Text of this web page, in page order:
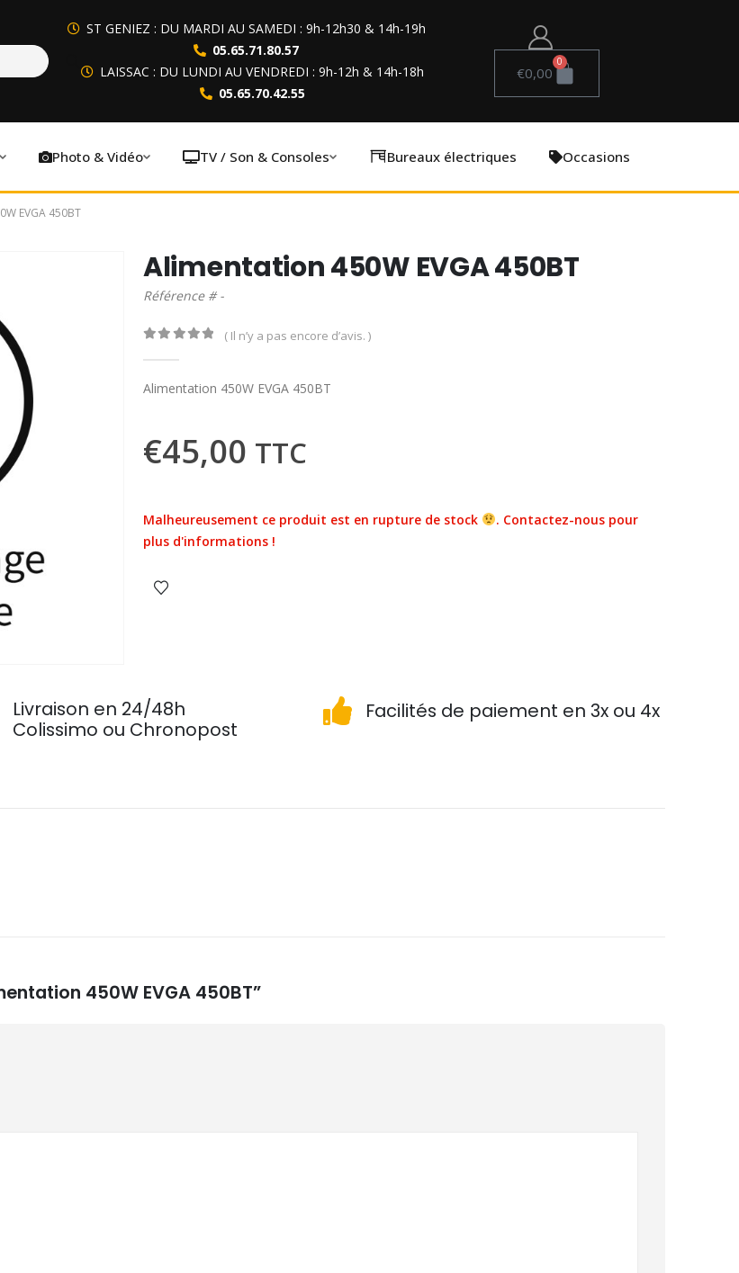
ST GENIEZ : DU MARDI AU SAMEDI : 9h-12h30 & 14h-19h
05.65.71.80.57
LAISSAC : DU LUNDI AU VENDREDI : 9h-12h & 14h-18h
05.65.70.42.55
€0,00
0
Photo & Vidéo TV / Son & Consoles Bureaux électriques Occasions
EVGA 450BT
Alimentation 450W EVGA 450BT
Référence # -
( Il n’y a pas encore d’avis. )
Alimentation 450W EVGA 450BT
€45,00 TTC
Malheureusement ce produit est en rupture de stock
. Contactez-nous pour
plus d'informations !
Livraison en 24/48h
Colissimo ou Chronopost
Facilités de paiement en 3x ou 4x
450W EVGA 450BT”